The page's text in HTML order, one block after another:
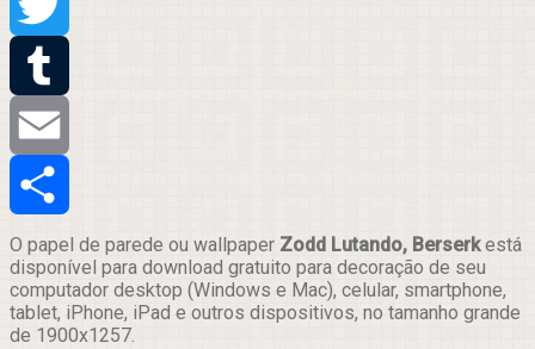
Pinterest
Twitter
Tumblr
Email
Compartilhar
O papel de parede ou wallpaper Zodd Lutando, Berserkestá
disponível para download gratuito para decoração de seu
computador desktop (Windows e Mac), celular, smartphone,
tablet, iPhone, iPad e outros dispositivos, no tamanho grande
de 1900x1257.